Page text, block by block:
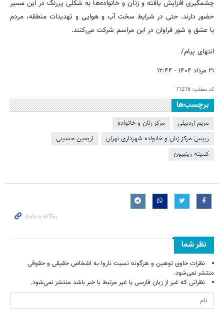
چشمگیری افزایش یافته و زنان و خانواده‌ها به شکلی پررنگ در این مسیر
حضور دارند. حتی در شرایط سخت آب و هوایی و تهدیدات منطقه، مردم
با عشق و شور فراوان در این مراسم شرکت می‌کنند.
انتهای پیام/
۲۱ مرداد ۱۴۰۴ - ۱۲:۴۴
کد مطلب: 71216
برچسب‌ها
مریم اردبیلی
مرکز زنان و خانواده
رییس مرکز زنان و خانواده شهرداری تهران
اربعین حسینی
کمیته زینبیون
نظر شما
نظرات حاوی توهین و هرگونه نسبت ناروا به اشخاص حقیقی و حقوقی
منتشر نمی‌شود.
نظراتی که غیر از زبان فارسی یا غیر مرتبط با خبر باشد منتشر نمی‌شود.